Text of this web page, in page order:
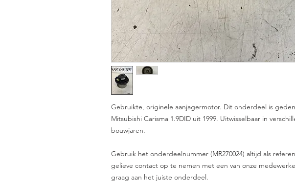
Gebruikte, originele aanjagermotor. Dit onderdeel is
Mitsubishi Carisma 1.9DID uit 1999. Uitwisselbaar in
bouwjaren.
Gebruik het onderdeelnummer (MR270024) altijd als
gelieve contact op te nemen met een van onze
graag aan het juiste onderdeel.